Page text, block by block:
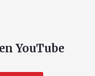
YouTube